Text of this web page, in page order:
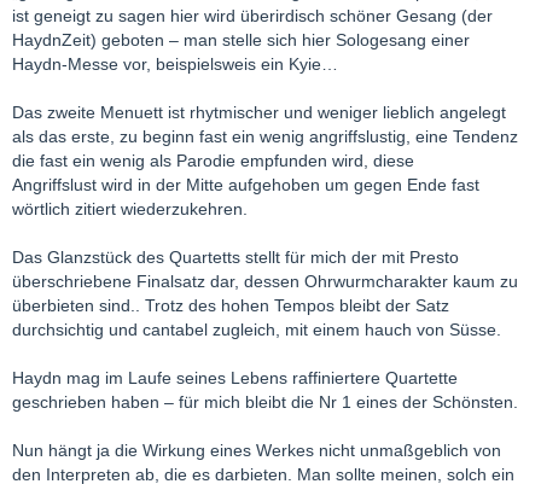
ist geneigt zu sagen hier wird überirdisch schöner Gesang (der
HaydnZeit) geboten – man stelle sich hier Sologesang einer
Haydn-Messe vor, beispielsweis ein Kyie…
Das zweite Menuett ist rhytmischer und weniger lieblich angelegt
als das erste, zu beginn fast ein wenig angriffslustig, eine Tendenz
die fast ein wenig als Parodie empfunden wird, diese
Angriffslust wird in der Mitte aufgehoben um gegen Ende fast
wörtlich zitiert wiederzukehren.
Das Glanzstück des Quartetts stellt für mich der mit Presto
überschriebene Finalsatz dar, dessen Ohrwurmcharakter kaum zu
überbieten sind.. Trotz des hohen Tempos bleibt der Satz
durchsichtig und cantabel zugleich, mit einem hauch von Süsse.
Haydn mag im Laufe seines Lebens raffiniertere Quartette
geschrieben haben – für mich bleibt die Nr 1 eines der Schönsten.
Nun hängt ja die Wirkung eines Werkes nicht unmaßgeblich von
den Interpreten ab, die es darbieten. Man sollte meinen, solch ein